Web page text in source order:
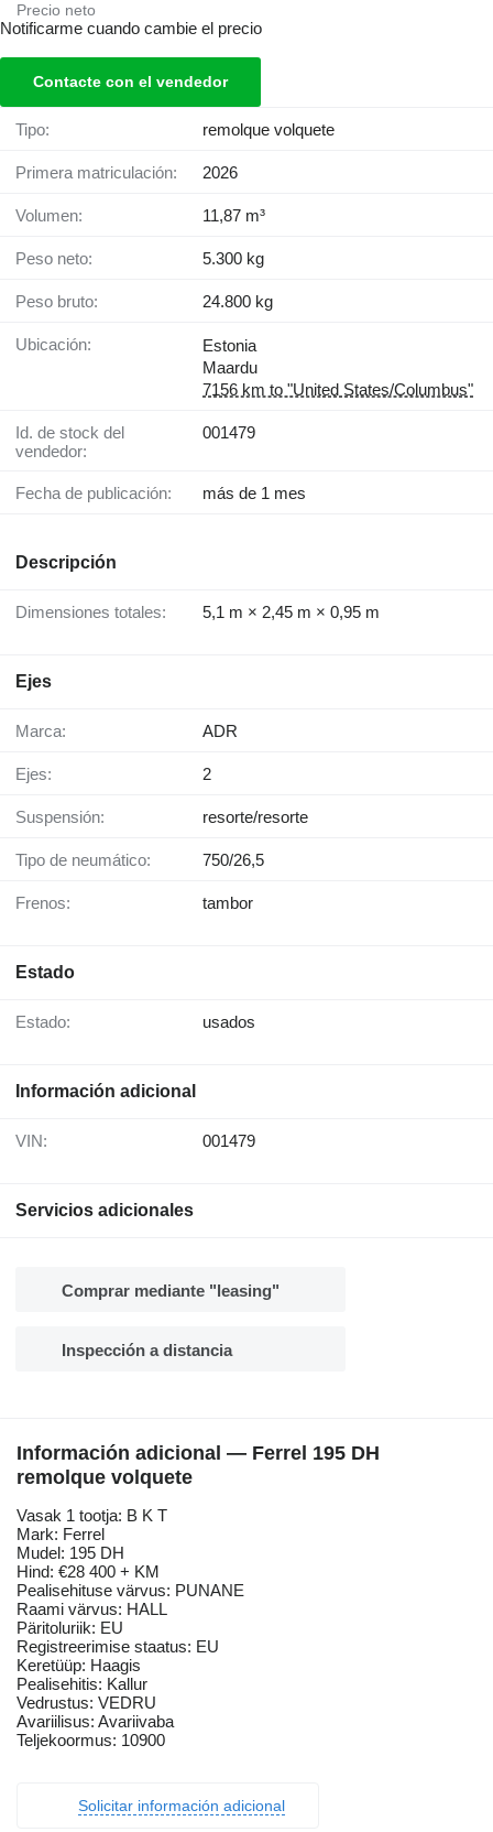
Precio neto
Notificarme cuando cambie el precio
Contacte con el vendedor
Tipo: remolque volquete
Primera matriculación: 2026
Volumen: 11,87 m³
Peso neto: 5.300 kg
Peso bruto: 24.800 kg
Ubicación:
Estonia
Maardu
7156 km to "United States/Columbus"
Id. de stock del
vendedor:
001479
Fecha de publicación: más de 1 mes
Descripción
Dimensiones totales: 5,1 m × 2,45 m × 0,95 m
Ejes
Marca: ADR
Ejes: 2
Suspensión: resorte/resorte
Tipo de neumático: 750/26,5
Frenos: tambor
Estado
Estado: usados
Información adicional
VIN: 001479
Servicios adicionales
Comprar mediante "leasing"
Inspección a distancia
Información adicional — Ferrel 195 DH
remolque volquete
Vasak 1 tootja: B K T
Mark: Ferrel
Mudel: 195 DH
Hind: €28 400 + KM
Pealisehituse värvus: PUNANE
Raami värvus: HALL
Päritoluriik: EU
Registreerimise staatus: EU
Keretüüp: Haagis
Pealisehitis: Kallur
Vedrustus: VEDRU
Avariilisus: Avariivaba
Teljekoormus: 10900
Solicitar información adicional